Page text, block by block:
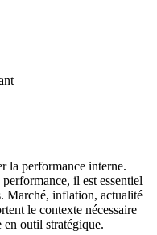
la performance interne.
il est essentiel
Marché, inflation, actualité
le contexte nécessaire
outil stratégique.